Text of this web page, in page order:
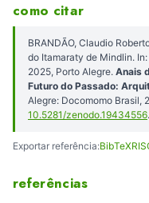
como citar
BRANDÃO, Claudio
do Itamaraty de Mindlin. In:
2025, Porto Alegre. Anais
Futuro do Passado:
Alegre: Docomomo
10.5281/zenodo.19434556.
Exportar referência:BibTeXRIS
referências